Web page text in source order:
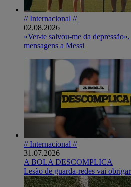
// Internacional //
02.08.2026
«Ver-te salvou-me da
mensagens a Messi
// Internacional //
31.07.2026
A BOLA DESCOMPLICA
Lesão de guarda-redes vai